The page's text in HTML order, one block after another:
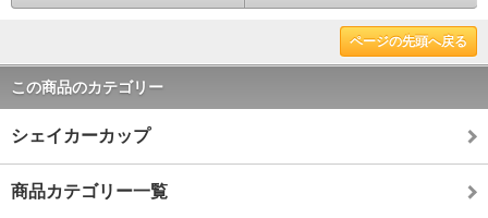
ページの先頭へ戻る
この商品のカテゴリー
シェイカーカップ
商品カテゴリー一覧